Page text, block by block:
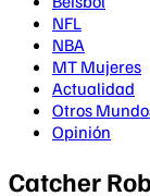
NFL
NBA
MT Mujeres
Actualidad
Otros
Opinión
Catcher